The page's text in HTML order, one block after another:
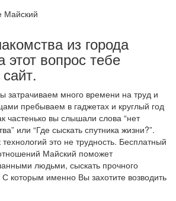
Майский
из города
вопрос тебе
много времени на труд и
пребываем в гаджетах и круглый год
частенько вы слышали слова “нет
или “Где сыскать спутника жизни?”.
это не трудность. Бесплатный
Майский поможет
людьми, сыскать прочного
которым именно Вы захотите возводить